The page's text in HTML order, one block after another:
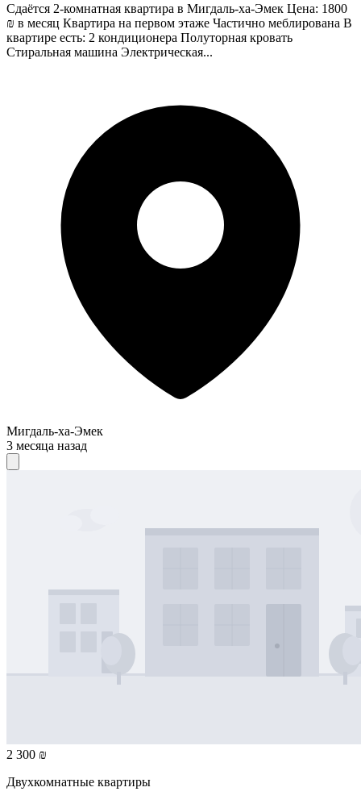
Сдаётся 2-комнатная квартира в Мигдаль-ха-Эмек Цена: 1800
₪ в месяц Квартира на первом этаже Частично меблирована В
квартире есть: 2 кондиционера Полуторная кровать
Стиральная машина Электрическая...
Мигдаль-ха-Эмек
3 месяца назад
2 300 ₪
Двухкомнатные квартиры